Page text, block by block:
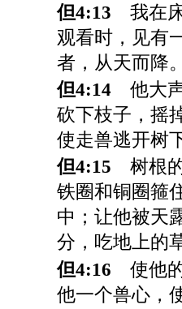
但4:13 我在
观看时，见有
者，从天而降。
但4:14 他大
砍下枝子，摇
使走兽逃开树
但4:15 树根
铁圈和铜圈箍
中；让他被天
分，吃地上的
但4:16 使他
他一个兽心，